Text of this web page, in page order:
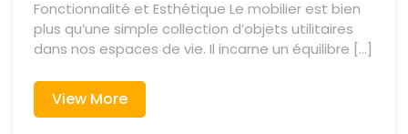
Mobilier
:
:
Entre
Fonctionnalité et Esthétique Le mobilier est bien
plus qu’une simple collection d’objets utilitaires
dans nos espaces de vie. Il incarne un équilibre [...]
View MoreView
More